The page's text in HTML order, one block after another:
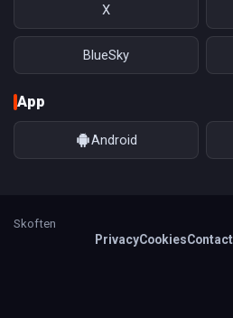
X
BlueSky
App
Android
Skoften
PrivacyCookiesContact